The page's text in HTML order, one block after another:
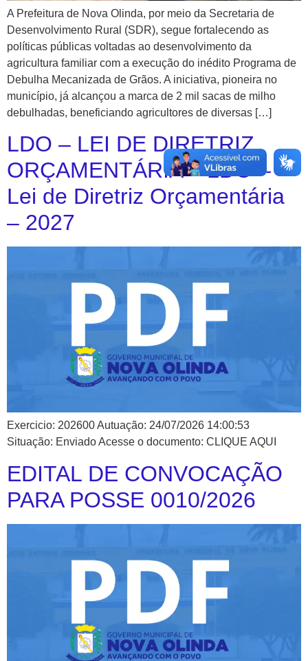
A Prefeitura de Nova Olinda, por meio da Secretaria de
Desenvolvimento Rural (SDR), segue fortalecendo as
políticas públicas voltadas ao desenvolvimento da
agricultura familiar com a execução do inédito Programa de
Debulha Mecanizada de Grãos. A iniciativa, pioneira no
município, já alcançou a marca de 2 mil sacas de milho
debulhadas, beneficiando agricultores de diversas […]
LDO – LEI DE DIRETRIZ
ORÇAMENTÁRIA – LDO –
Lei de Diretriz Orçamentária
– 2027
Exercicio: 202600 Autuação: 24/07/2026 14:00:53
Situação: Enviado Acesse o documento: CLIQUE AQUI
EDITAL DE CONVOCAÇÃO
PARA POSSE 0010/2026